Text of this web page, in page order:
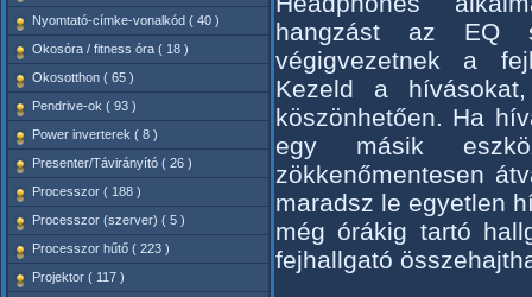
Nyomtató-címke-vonalkód ( 40 )
Okosóra / fitness óra ( 18 )
Okosotthon ( 65 )
Pendrive-ok ( 93 )
Power inverterek ( 8 )
Presenter/Távirányító ( 26 )
Processzor ( 188 )
Processzor (szerver) ( 5 )
Processzor hűtő ( 223 )
Projektor ( 117 )
hangzást az EQ
végigvezetnek a
Kezeld a
köszönhetően. Ha
egy másik
zökkenőmentesen
maradsz le egyetlen
még órákig tartó
fejhallgató